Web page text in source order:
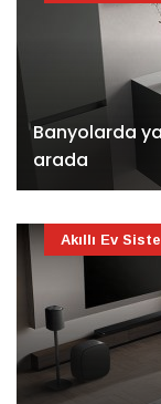
Banyolarda
arada
Akıllı Ev